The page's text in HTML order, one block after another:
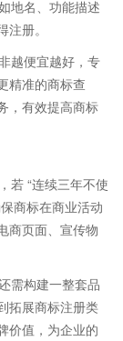
地名、功能描述
册。
越便宜越好，专
精准的商标查
，有效提高商标
若 “连续三年不使
商标在商业活动
商页面、宣传物
需构建一整套品
拓展商标注册类
价值，为企业的